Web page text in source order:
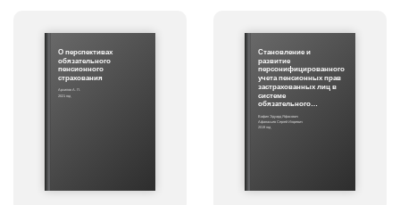
О перспективах
обязательного
пенсионного
страхования
Архипов А. П.
2021 год
Становление и
развитие
персонифицированного
учета пенсионных прав
застрахованных лиц в
системе
обязательного…
Вафин Эдуард Яфасович
Афанасьев Сергей Игоревич
2019 год